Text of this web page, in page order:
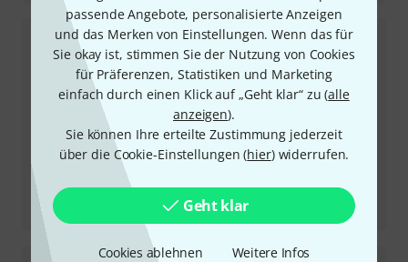
passende Angebote, personalisierte Anzeigen
und das Merken von Einstellungen. Wenn das für
Sie okay ist, stimmen Sie der Nutzung von Cookies
für Präferenzen, Statistiken und Marketing
einfach durch einen Klick auf „Geht klar“ zu (alle
anzeigen).
Sie können Ihre erteilte Zustimmung jederzeit
über die Cookie-Einstellungen (hier) widerrufen.
Geht klar
Cookies ablehnen Weitere Infos
Testbericht
Mark Five: 35 1x12 Combo